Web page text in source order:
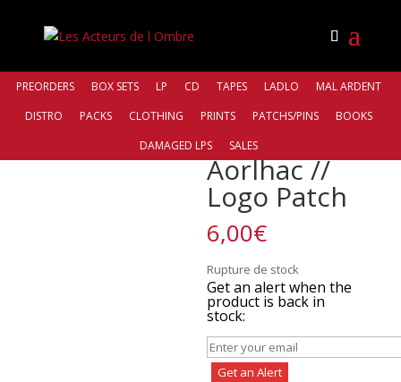
PREORDERS BOX SETS LP CD TAPES LADLO
MAL ARDENT
DISTRO
PACKS CLOTHING PRINTS PATCHS/PINS
BOOKS
DAMAGED LPS
SALES
Aorlhac //
Logo Patch
6,00€
Rupture de stock
Get an alert when the
product is back in
stock:
Get an Alert